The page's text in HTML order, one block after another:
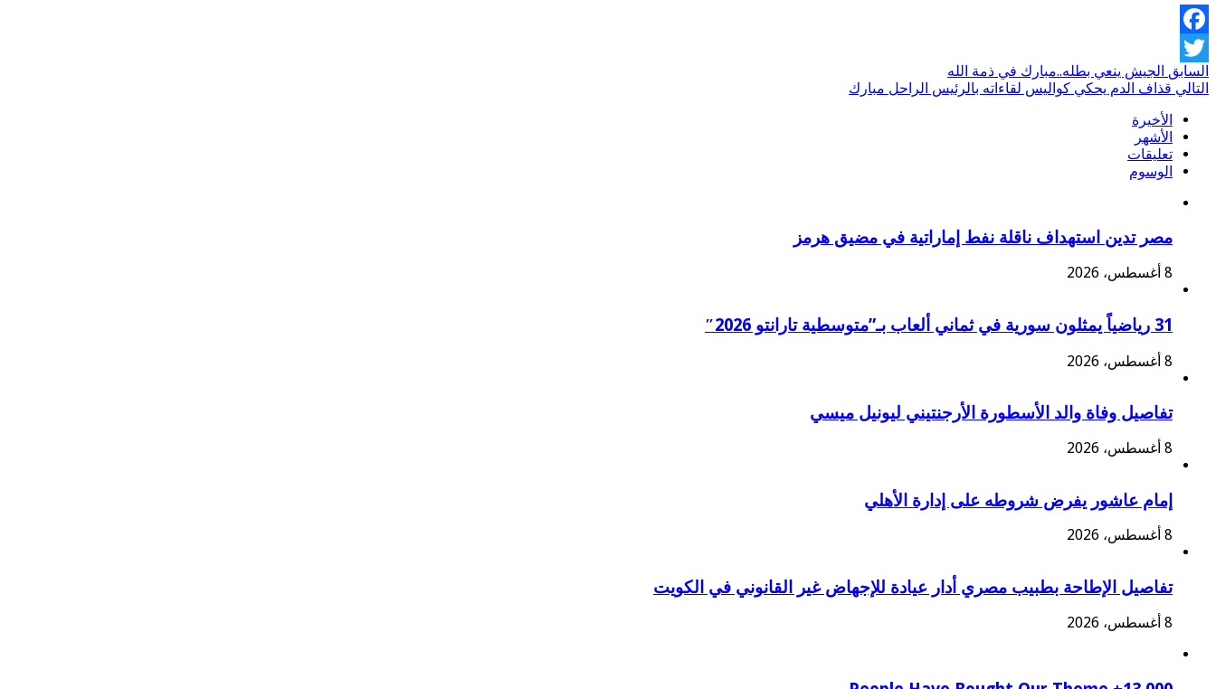
Facebook
Twitter
السابق الجيش ينعي بطله..مبارك في ذمة الله
التالي قذاف الدم يحكي كواليس لقاءاته بالرئيس الراحل مبارك
الأخيرة
الأشهر
تعليقات
الوسوم
مصر تدين استهداف ناقلة نفط إماراتية في مضيق هرمز
8 أغسطس، 2026
31 رياضياً يمثلون سورية في ثماني ألعاب بـ”متوسطية تارانتو 2026″
8 أغسطس، 2026
تفاصيل وفاة والد الأسطورة الأرجنتيني ليونيل ميسي
8 أغسطس، 2026
إمام عاشور يفرض شروطه على إدارة الأهلي
8 أغسطس، 2026
تفاصيل الإطاحة بطبيب مصري أدار عيادة للإجهاض غير القانوني في الكويت
8 أغسطس، 2026